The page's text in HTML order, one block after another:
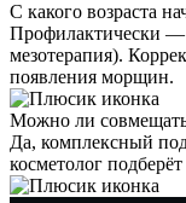
С какого возраста
Профилактически —
мезотерапия).
появления морщин.
Можно ли совмещать
Да, комплексный
косметолог